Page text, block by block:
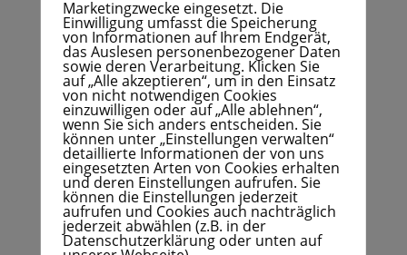
kostenlos zur Ausleihe zur Verfügung. Ob für den
Einkauf, den Transport...
Ab sofort finden die Griffbereit-Angebote bei
uns im Stadtteilzentrum Marie-Li statt!
vonHend Refky|Juli 29, 2026|Allgemein
Griffbereit ist ein kostenloses Angebot für Eltern mit
Marketingzwecke eingesetzt. Die
Einwilligung umfasst die Speicherung
von Informationen auf Ihrem Endgerät,
das Auslesen personenbezogener Daten
sowie deren Verarbeitung. Klicken Sie
auf „Alle akzeptieren“, um in den Einsatz
von nicht notwendigen Cookies
einzuwilligen oder auf „Alle ablehnen“,
wenn Sie sich anders entscheiden. Sie
können unter „Einstellungen verwalten“
detaillierte Informationen der von uns
eingesetzten Arten von Cookies erhalten
und deren Einstellungen aufrufen. Sie
können die Einstellungen jederzeit
aufrufen und Cookies auch nachträglich
jederzeit abwählen (z.B. in der
Datenschutzerklärung oder unten auf